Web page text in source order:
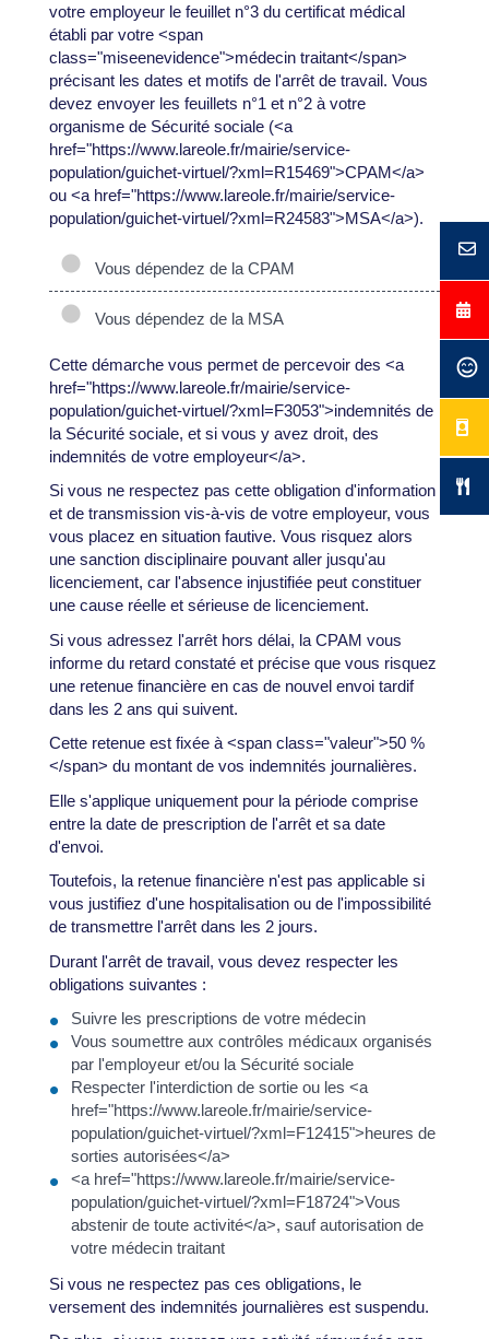
votre employeur le feuillet n°3 du certificat médical
établi par votre <span
class="miseenevidence">médecin traitant</span>
précisant les dates et motifs de l'arrêt de travail. Vous
devez envoyer les feuillets n°1 et n°2 à votre
organisme de Sécurité sociale (<a
href="https://www.lareole.fr/mairie/service-
population/guichet-virtuel/?xml=R15469">CPAM</a>
ou <a href="https://www.lareole.fr/mairie/service-
population/guichet-virtuel/?xml=R24583">MSA</a>).
Vous dépendez de la CPAM
Vous dépendez de la MSA
Cette démarche vous permet de percevoir des <a
href="https://www.lareole.fr/mairie/service-
population/guichet-virtuel/?xml=F3053">indemnités de
la Sécurité sociale, et si vous y avez droit, des
indemnités de votre employeur</a>.
Si vous ne respectez pas cette obligation d'information
et de transmission vis-à-vis de votre employeur, vous
vous placez en situation fautive. Vous risquez alors
une sanction disciplinaire pouvant aller jusqu'au
licenciement, car l'absence injustifiée peut constituer
une cause réelle et sérieuse de licenciement.
Si vous adressez l'arrêt hors délai, la CPAM vous
informe du retard constaté et précise que vous risquez
une retenue financière en cas de nouvel envoi tardif
dans les 2 ans qui suivent.
Cette retenue est fixée à <span class="valeur">50 %
</span> du montant de vos indemnités journalières.
Elle s'applique uniquement pour la période comprise
entre la date de prescription de l'arrêt et sa date
d'envoi.
Toutefois, la retenue financière n'est pas applicable si
vous justifiez d'une hospitalisation ou de l'impossibilité
de transmettre l'arrêt dans les 2 jours.
Durant l'arrêt de travail, vous devez respecter les
obligations suivantes :
Suivre les prescriptions de votre médecin
Vous soumettre aux contrôles médicaux organisés
par l'employeur et/ou la Sécurité sociale
Respecter l'interdiction de sortie ou les <a
href="https://www.lareole.fr/mairie/service-
population/guichet-virtuel/?xml=F12415">heures de
sorties autorisées</a>
<a href="https://www.lareole.fr/mairie/service-
population/guichet-virtuel/?xml=F18724">Vous
abstenir de toute activité</a>, sauf autorisation de
votre médecin traitant
Si vous ne respectez pas ces obligations, le
versement des indemnités journalières est suspendu.